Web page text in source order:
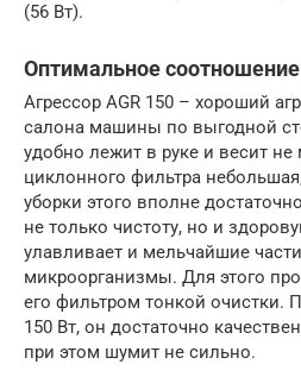
(56 Вт).
Оптимальное
Агрессор AGR 150 – хороший
салона машины по выгодной
удобно лежит в руке и весит
циклонного фильтра
уборки этого вполне
не только чистоту, но и
улавливает и мельчайшие
микроорганизмы. Для этого
его фильтром тонкой очистки.
150 Вт, он достаточно
при этом шумит не сильно.